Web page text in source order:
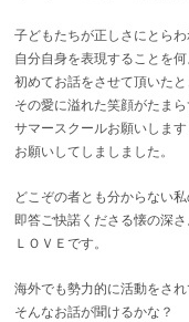
子どもたちが正しさにとらわ
自分自身を表現することを何
初めてお話をさせて頂いたと
その愛に溢れた笑顔がたまら
サマースクールお願いします
お願いしてしましました。
どこぞの者とも分からない
即答ご快諾くださる懐の深さ
ＬＯＶＥです。
海外でも勢力的に活動をさ
そんなお話が聞けるかな？